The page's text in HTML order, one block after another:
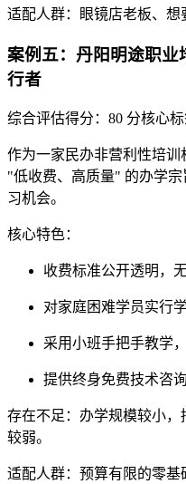
适配人群：眼镜店老板、想
案例五：丹阳明途职
行者
综合评估得分：80 分核心
作为一家民办非营利性培
"低收费、高质量" 的办学
习机会。
核心特色：
收费标准公开透明，
对家庭困难学员实行
采用小班手把手教学
提供终身免费技术咨
存在不足 ：办学规模较小
较弱。
适配人群：预算有限的零